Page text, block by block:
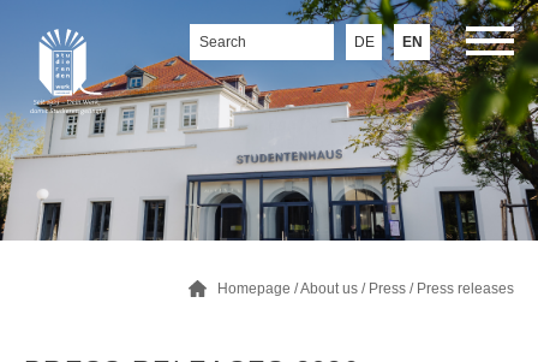
DE EN
Homepage /About us / Press / Press releases